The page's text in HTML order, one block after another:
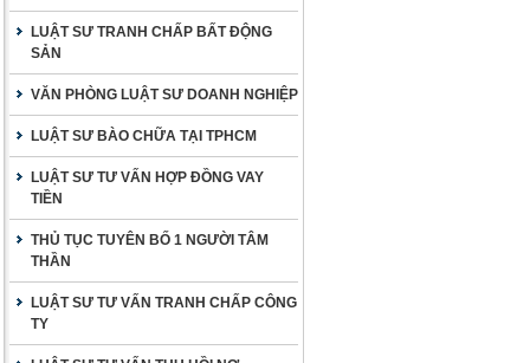
LUẬT SƯ TRANH CHẤP BẤT ĐỘNG
SẢN
VĂN PHÒNG LUẬT SƯ DOANH NGHIỆP
LUẬT SƯ BÀO CHỮA TẠI TPHCM
LUẬT SƯ TƯ VẤN HỢP ĐỒNG VAY
TIỀN
THỦ TỤC TUYÊN BỐ 1 NGƯỜI TÂM
THẦN
LUẬT SƯ TƯ VẤN TRANH CHẤP CÔNG
TY